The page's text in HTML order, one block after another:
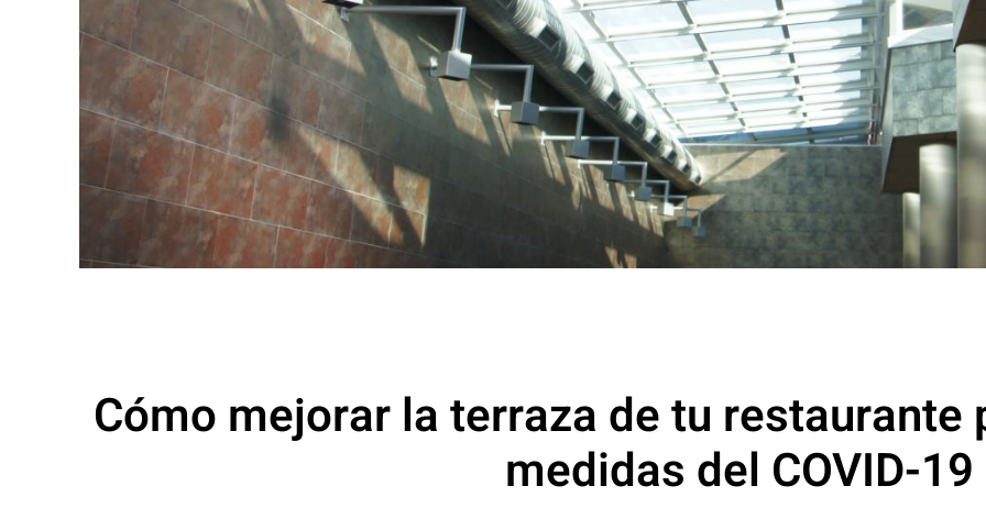
Cómo mejorar la terraza de tu restaurante
medidas del COVID-19